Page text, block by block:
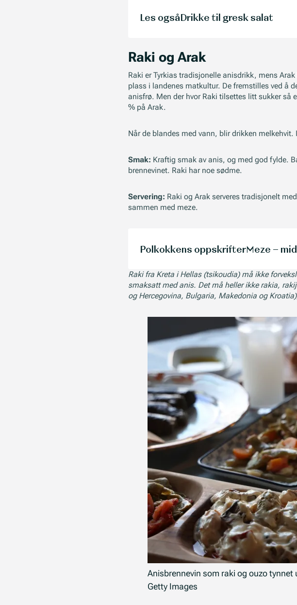
Les ogsåDrikke til gresk salat
Raki og Arak
Raki er Tyrkias tradisjonelle anisdrikk, mens
plass i landenes matkultur. De fremstilles ved å
anisfrø. Men der hvor Raki tilsettes litt sukker så
% på Arak.
Når de blandes med vann, blir drikken
Smak: Kraftig smak av anis, og med god fylde.
brennevinet. Raki har noe sødme.
Servering: Raki og Arak serveres tradisjonelt
sammen med meze.
Polkokkens oppskrifterMeze –
Raki fra Kreta i Hellas (tsikoudia) må ikke
smaksatt med anis. Det må heller ikke rakia,
og Hercegovina, Bulgaria, Makedonia og
Anisbrennevin som raki og ouzo
Getty Images